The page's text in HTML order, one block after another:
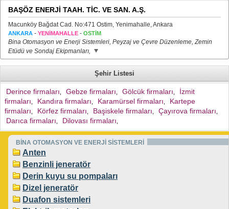
BAŞÖZ ENERJİ TAAH. TİC. VE SAN. A.Ş.
Macunköy Bağdat Cad. No:471 Ostim, Yenimahalle, Ankara
ANKARA - YENİMAHALLE - OSTİM
Bina Otomasyon ve Enerji Sistemleri, Peyzaj ve Çevre Düzenleme, Zemin
Etüdü ve Sondaj Ekipmanları,
Şehir Listesi
Derince firmaları Gebze firmaları Gölcük firmaları
İzmit
firmaları
Kandıra firmaları Karamürsel firmaları
Kartepe
firmaları
Körfez firmaları Başiskele firmaları Çayırova firmaları
Darıca firmaları Dilovası firmaları
BİNA OTOMASYON VE ENERJİ SİSTEMLERİ
Anten
Benzinli jeneratör
Derin kuyu su pompaları
Dizel jeneratör
Duafon sistemleri